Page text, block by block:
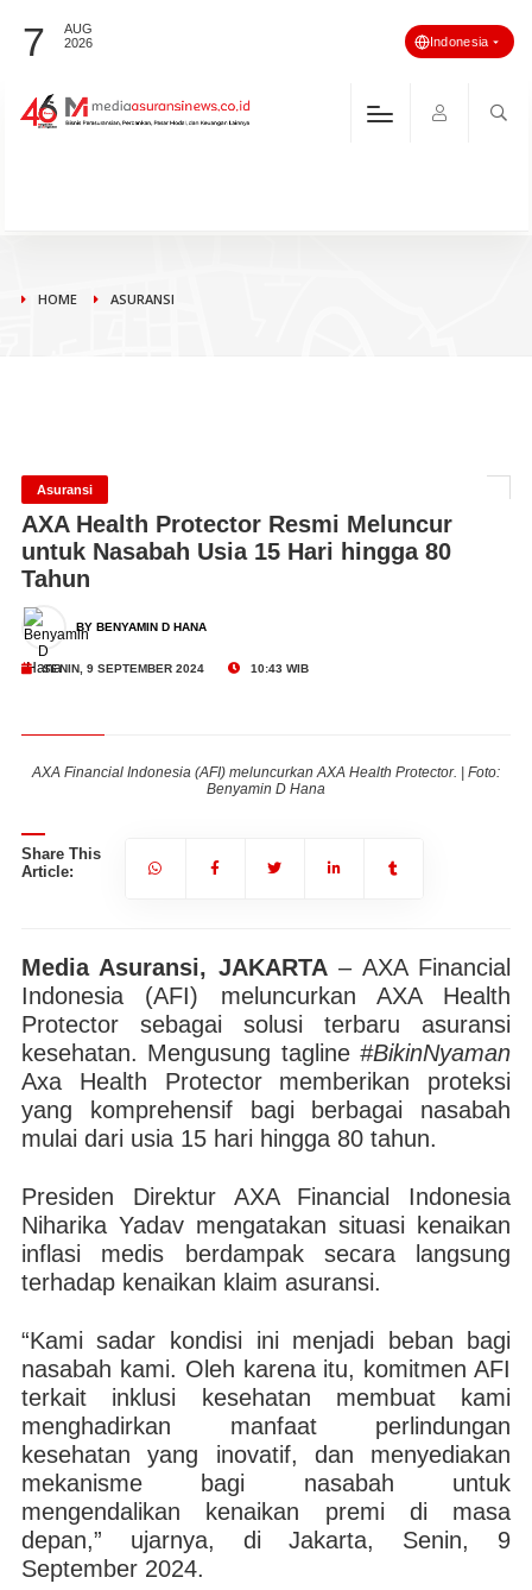
7
AUG
2026
Indonesia
HOME ASURANSI
Asuransi
AXA Health Protector Resmi Meluncur
untuk Nasabah Usia 15 Hari hingga 80
Tahun
BY BENYAMIN D HANA
SENIN, 9 SEPTEMBER 2024 10:43 WIB
AXA Financial Indonesia (AFI) meluncurkan AXA Health Protector. | Foto:
Benyamin D Hana
Share This
Article:
Media Asuransi, JAKARTA– AXA Financial
Indonesia (AFI) meluncurkan AXA Health
Protector sebagai solusi terbaru asuransi
kesehatan. Mengusung tagline#BikinNyaman
Axa Health Protector memberikan proteksi
yang komprehensif bagi berbagai nasabah
mulai dari usia 15 hari hingga 80 tahun.
Presiden Direktur AXA Financial Indonesia
Niharika Yadav mengatakan situasi kenaikan
inflasi medis berdampak secara langsung
terhadap kenaikan klaim asuransi.
“Kami sadar kondisi ini menjadi beban bagi
nasabah kami. Oleh karena itu, komitmen AFI
terkait inklusi kesehatan membuat kami
menghadirkan manfaat perlindungan
kesehatan yang inovatif, dan menyediakan
mekanisme bagi nasabah untuk
mengendalikan kenaikan premi di masa
depan,” ujarnya, di Jakarta, Senin, 9
September 2024.